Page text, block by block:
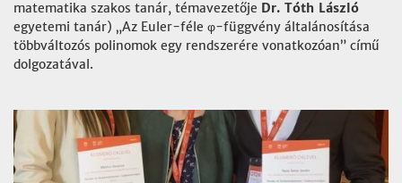
matematika szakos tanár, témavezetője Dr. Tóth László
egyetemi tanár) „Az Euler-féle φ-függvény általánosítása
többváltozós polinomok egy rendszerére vonatkozóan” című
dolgozatával.